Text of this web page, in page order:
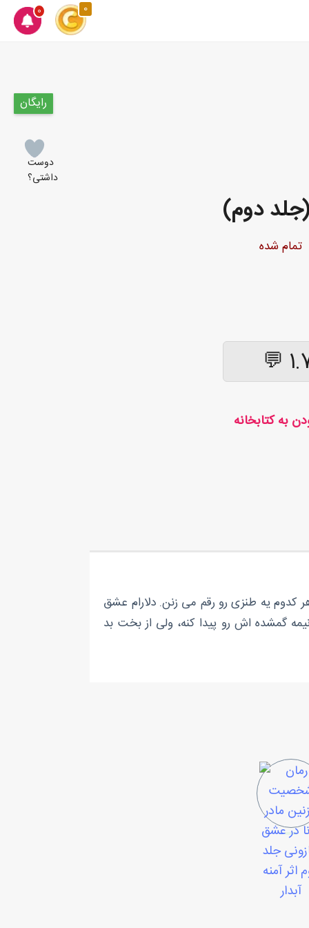
0 0
رایگان
دوست
داشتی؟
دوم)
تمام شده
کدوم یه طنزی رو رقم می زنن. دلارام عشق
گمشده اش رو پیدا کنه، ولی از بخت بد